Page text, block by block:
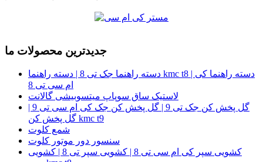
جدیدترین محصولات ما
دسته راهنما جک تی 8 | دسته راهنما kmc t8 | دسته راهنما کی
ام سی تی 8
لاستیک ساق سوپاپ میتسوبیشی گالانت
گل پخش کن جک تی 9 | گل پخش کن جک کی ام سی تی 9 |
گل پخش کن kmc t9
شمع کلوت
سنسور دور موتور کلوت
کشویی سپر کی ام سی تی 8 | کشویی سپر تی 8 | کشویی